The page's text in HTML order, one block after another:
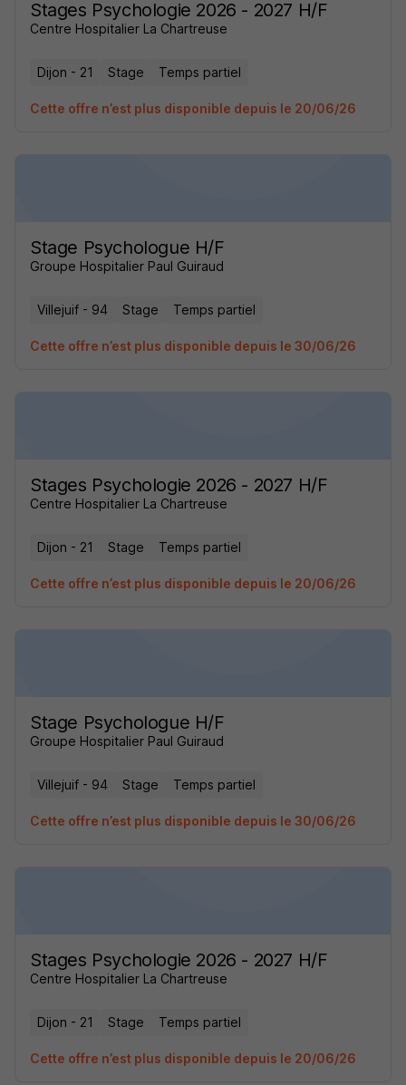
Stages Psychologie 2026 - 2027 H/F
Centre Hospitalier La Chartreuse
Dijon - 21 Stage Temps partiel
Cette offre n’est plus disponible depuis le 20/06/26
Stage Psychologue H/F
Groupe Hospitalier Paul Guiraud
Villejuif - 94 Stage Temps partiel
Cette offre n’est plus disponible depuis le 30/06/26
Stages Psychologie 2026 - 2027 H/F
Centre Hospitalier La Chartreuse
Dijon - 21 Stage Temps partiel
Cette offre n’est plus disponible depuis le 20/06/26
Stage Psychologue H/F
Groupe Hospitalier Paul Guiraud
Villejuif - 94 Stage Temps partiel
Cette offre n’est plus disponible depuis le 30/06/26
Stages Psychologie 2026 - 2027 H/F
Centre Hospitalier La Chartreuse
Dijon - 21 Stage Temps partiel
Cette offre n’est plus disponible depuis le 20/06/26